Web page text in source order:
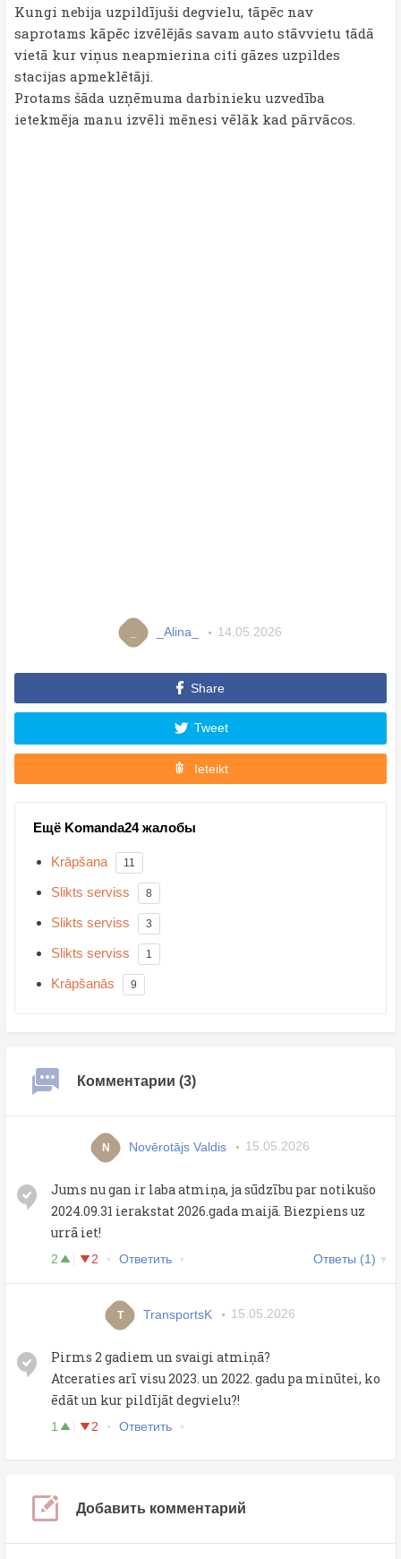
Kungi nebija uzpildījuši degvielu, tāpēc nav
saprotams kāpēc izvēlējās savam auto stāvvietu tādā
vietā kur viņus neapmierina citi gāzes uzpildes
stacijas apmeklētāji.
Protams šāda uzņēmuma darbinieku uzvedība
ietekmēja manu izvēli mēnesi vēlāk kad pārvācos.
_Alina_ 14.05.2026
Share
Tweet
Ieteikt
Ещё Komanda24 жалобы
Krāpšana 11
Slikts serviss 8
Slikts serviss 3
Slikts serviss 1
Krāpšanās 9
Комментарии (3)
N Novērotājs Valdis 15.05.2026
Jums nu gan ir laba atmiņa, ja sūdzību par notikušo
2024.09.31 ierakstat 2026.gada maijā. Biezpiens uz
urrā iet!
2 2 Ответить Ответы (1)
T TransportsK 15.05.2026
Pirms 2 gadiem un svaigi atmiņā?
Atceraties arī visu 2023. un 2022. gadu pa minūtei, ko
ēdāt un kur pildījāt degvielu?!
1 2 Ответить
Добавить комментарий